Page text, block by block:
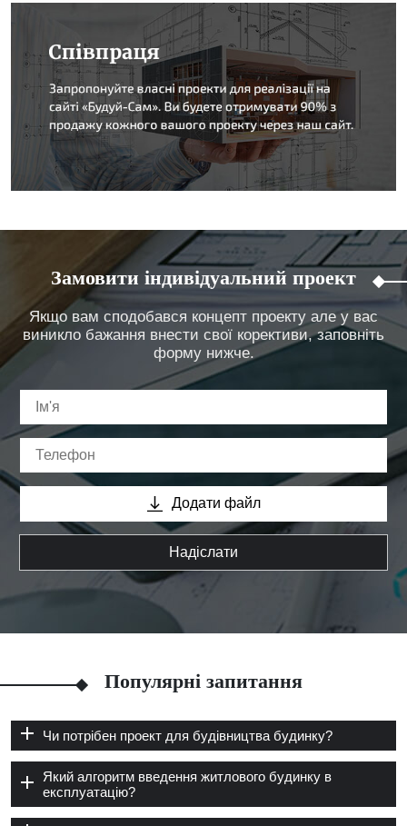
Замовити індивідуальний проект
Якщо вам сподобався концепт проекту але у вас
виникло бажання внести свої корективи, заповніть
форму нижче.
Додати файл
Надіслати
Популярні запитання
Чи потрібен проект для будівництва будинку?
Який алгоритм введення житлового будинку в
експлуатацію?